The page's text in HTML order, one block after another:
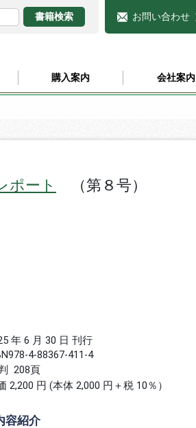
お問い合わせ
購入案内 会社案内
ポート （第８号）
年 6 月 30 日 刊行
978-4-88367-411-4
208頁
2,200 円 (本体 2,000 円＋税 10％）
容紹介